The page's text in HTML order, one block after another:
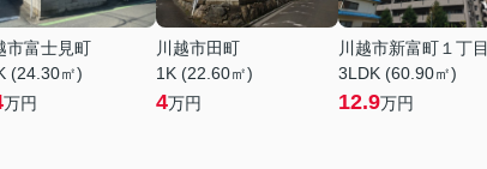
市富士見町
(24.30㎡)
万円
川越市田町
1K (22.60㎡)
4万円
川越市新富町１丁目
3LDK (60.90㎡)
12.9万円